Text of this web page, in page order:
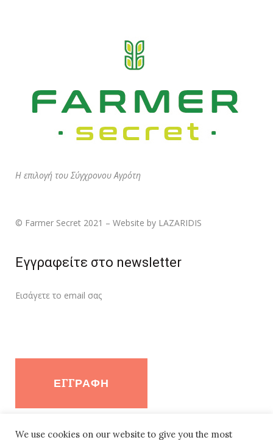
Η επιλογή του Σύγχρονου Αγρότη
© Farmer Secret 2021 – Website by LAZARIDIS
Εγγραφείτε στο newsletter
Εισάγετε τo email σας
We use cookies on our website to give you the most